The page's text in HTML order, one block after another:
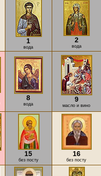
1
вода
2
вода
8
вода
9
масло и вино
15
без посту
16
без посту